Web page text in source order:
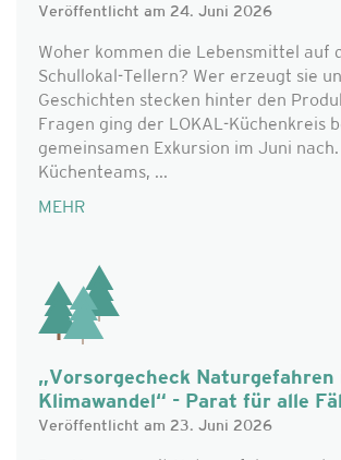
Veröffentlicht am 24. Juni 2026
Woher kommen die Lebensmittel auf
Schullokal-Tellern? Wer erzeugt sie
Geschichten stecken hinter den
Fragen ging der LOKAL-Küchenkreis
gemeinsamen Exkursion im Juni nach.
Küchenteams, ...
MEHR
„Vorsorgecheck Naturgefahren
Klimawandel“ - Parat für alle
Veröffentlicht am 23. Juni 2026